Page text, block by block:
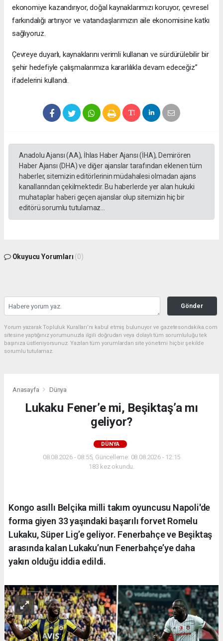
ekonomiye kazandırıyor, doğal kaynaklarımızı koruyor, çevresel
farkındalığı artırıyor ve vatandaşlarımızın aile ekonomisine katkı
sağlıyoruz.
Çevreye duyarlı, kaynaklarını verimli kullanan ve sürdürülebilir bir
şehir hedefiyle çalışmalarımıza kararlılıkla devam edeceğiz”
ifadelerini kullandı.
Anadolu Ajansı (AA), İhlas Haber Ajansı (İHA), Demirören
Haber Ajansı (DHA) ve diğer ajanslar tarafından eklenen tüm
haberler, sitemizin editörlerinin müdahalesi olmadan ajans
kanallarından çekilmektedir. Bu haberlerde yer alan hukuki
muhataplar haberi geçen ajanslar olup sitemizin hiç bir
editörü sorumlu tutulamaz...
Okuyucu Yorumları (0)
Gönder
Yorum yazarak Topluluk Kuralları’nı kabul etmiş bulunuyor ve gazetesondakika.com
sitesine yaptığınız yorumunuzla ilgili doğrudan veya dolaylı tüm sorumluluğu tek
başınıza üstleniyorsunuz. Yazılan tüm yorumlardan site yönetimi hiçbir şekilde
sorumlu tutulamaz.
Anasayfa Dünya
Lukaku Fener’e mi, Beşiktaş’a mı
geliyor?
DÜNYA
08.08.2026 - 08:55, Güncelleme: 08.08.2026 - 12:15
183 kez okundu.
Kongo asıllı Belçika milli takım oyuncusu Napoli'de
forma giyen 33 yaşındaki başarılı forvet Romelu
Lukaku, Süper Lig’e geliyor. Fenerbahçe ve Beşiktaş
arasında kalan Lukaku’nun Fenerbahçe’ye daha
yakın olduğu iddia edildi.